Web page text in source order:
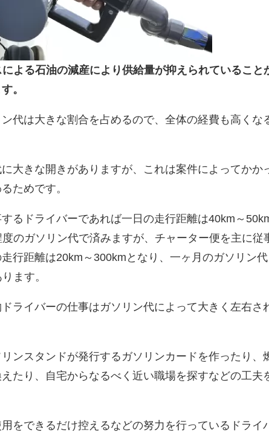
よる石油の減産により供給量が抑えられていること
。
代は大きな割合を占めるので、全体の経費も高くな
大きな開きがありますが、これは案件によってかか
ためです。
るドライバーであれば一日の走行距離は40km～
のガソリン代で済みますが、チャーター便を主に従
行距離は20km～300kmとなり、一ヶ月のガソリン代
ます。
ライバーの仕事はガソリン代によって大きく左右さ
ンスタンドが発行するガソリンカードを作ったり、
たり、自宅からなるべく近い職場を探すなどの工夫
をできるだけ控えるなどの努力を行っているドライ